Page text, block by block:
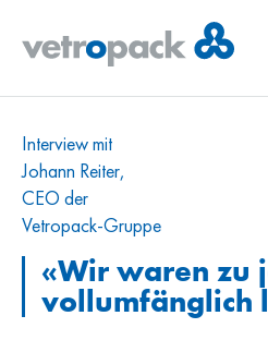
Interview mit
Johann Reiter,
CEO der
Vetropack-Gruppe
«Wir waren zu
vollumfänglich